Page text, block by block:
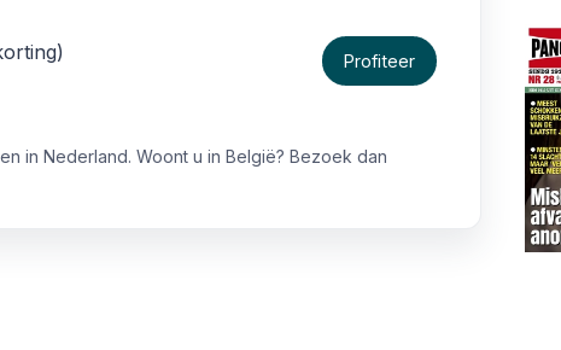
Profiteer
in Nederland. Woont u in België? Bezoek dan